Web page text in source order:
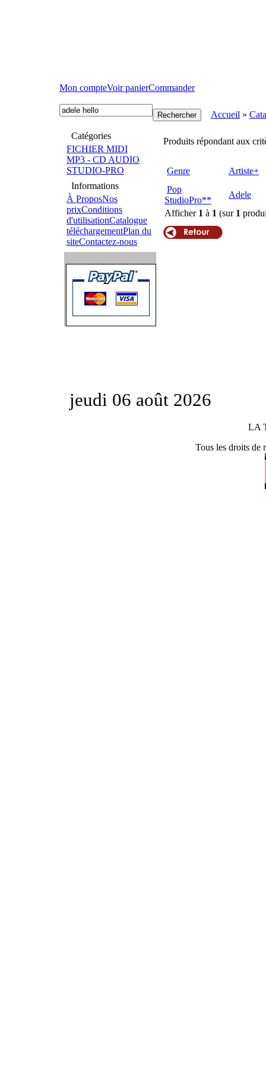
Mon compteVoir panierCommander
Accueil »
Catégories
FICHIER MIDI
MP3 - CD AUDIO
STUDIO-PRO
Informations
À ProposNos
prixConditions
d'utilisationCatalogue
téléchargementPlan du
siteContactez-nous
Produits répondant aux
Genre
Artiste+
Pop
StudioPro**
Adele
Afficher 1 à 1 (sur 1
jeudi 06 août 2026
LA
Tous les droits de